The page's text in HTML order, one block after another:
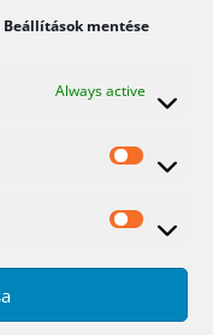
Beállítások mentése
Always active
fizetős.
hisz
fel, mint az